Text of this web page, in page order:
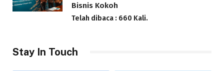
Bisnis Kokoh
Telah dibaca : 660 Kali.
Stay In Touch